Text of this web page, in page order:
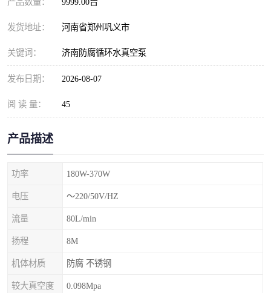
发货地址： 河南省郑州巩义市
关键词： 济南防腐循环水真空泵
发布日期： 2026-08-07
阅 读 量： 45
产品描述
功率 180W-370W
电压 ～220/50V/HZ
流量 80L/min
扬程 8M
机体材质 防腐 不锈钢
较大真空度 0.098Mpa